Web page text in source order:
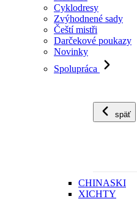
Cyklodresy
Zvýhodnené sady
Čeští mistři
Darčekové poukazy
Novinky
Spolupráca
späť
CHINASKI
XICHTY